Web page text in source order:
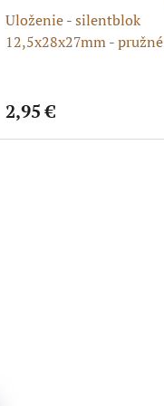
Uloženie - silentblok
12,5x28x27mm - pružné
2,95 €